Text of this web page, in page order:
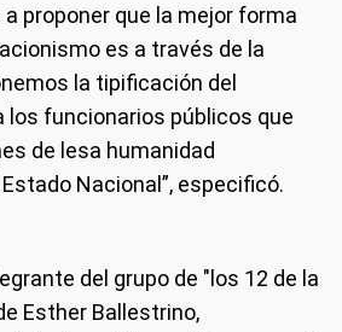
a proponer que la mejor forma
es a través de la
la tipificación del
los funcionarios públicos que
de lesa humanidad
Nacional”, especificó.
del grupo de "los 12 de la
Esther Ballestrino,